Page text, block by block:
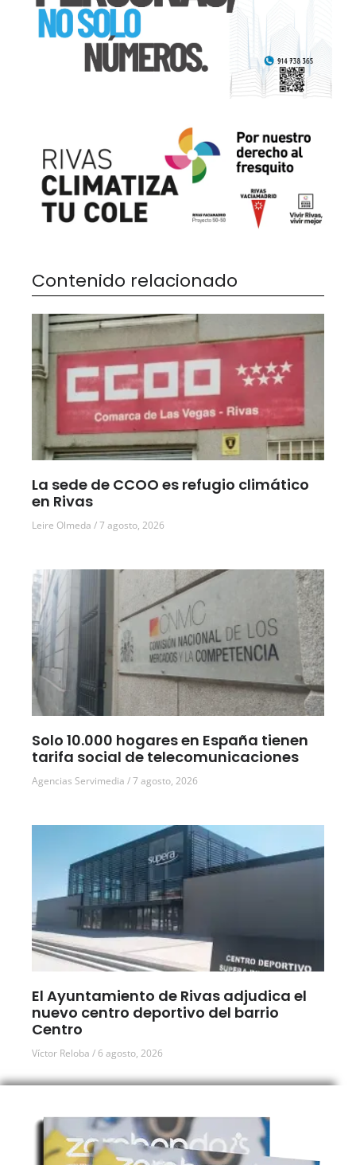
Contenido relacionado
La sede de CCOO es refugio climático
en Rivas
Leire Olmeda 7 agosto, 2026
Solo 10.000 hogares en España tienen
tarifa social de telecomunicaciones
Agencias Servimedia 7 agosto, 2026
El Ayuntamiento de Rivas adjudica el
nuevo centro deportivo del barrio
Centro
Víctor Reloba 6 agosto, 2026